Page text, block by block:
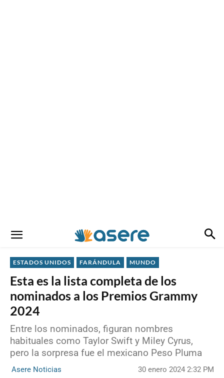
ESTADOS UNIDOS FARÁNDULA MUNDO
Esta es la lista completa de los
nominados a los Premios Grammy
2024
Entre los nominados, figuran nombres
habituales como Taylor Swift y Miley Cyrus,
pero la sorpresa fue el mexicano Peso Pluma
Asere Noticias 30 enero 2024 2:32 PM